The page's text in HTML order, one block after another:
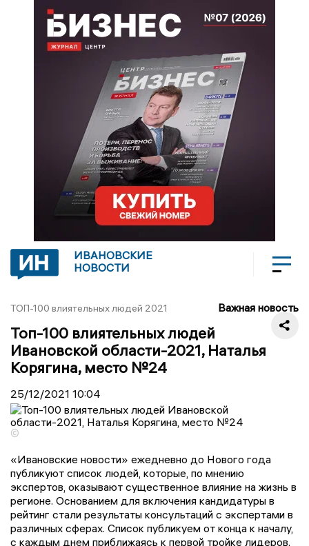
ИВАНОВСКИЕ
НОВОСТИ
ТОП-100 влиятельных людей 2021 Важная новость
Топ-100 влиятельных людей
Ивановской области-2021, Наталья
Корягина, место №24
25/12/2021 10:04
©
«Ивановские новости» ежедневно до Нового года
публикуют список людей, которые, по мнению
экспертов, оказывают существенное влияние на жизнь в
регионе. Основанием для включения кандидатуры в
рейтинг стали результаты консультаций с экспертами в
различных сферах. Список публикуем от конца к началу,
с каждым днем приближаясь к первой тройке лидеров.